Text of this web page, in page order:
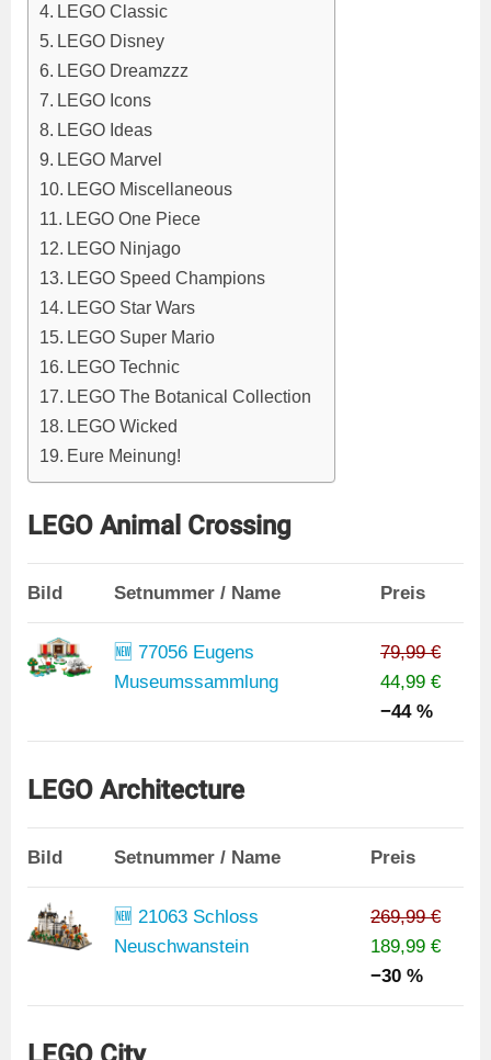
LEGO Classic
LEGO Disney
LEGO Dreamzzz
LEGO Icons
LEGO Ideas
LEGO Marvel
LEGO Miscellaneous
LEGO One Piece
LEGO Ninjago
LEGO Speed Champions
LEGO Star Wars
LEGO Super Mario
LEGO Technic
LEGO The Botanical Collection
LEGO Wicked
Eure Meinung!
LEGO Animal Crossing
Bild Setnummer / Name Preis
🆕 77056 Eugens
Museumssammlung
79,99 €
44,99 €
−44 %
LEGO Architecture
Bild Setnummer / Name Preis
🆕 21063 Schloss
Neuschwanstein
269,99 €
189,99 €
−30 %